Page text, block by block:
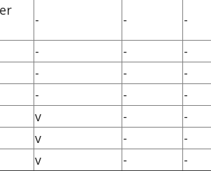
- -
-
- -
-
- -
-
- -
-
v -
-
v -
-
v - -